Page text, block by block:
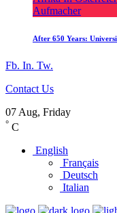
Aufmacher
After 650 Years:
Fb. In. Tw.
Contact Us
07 Aug, Friday
° C
English
Français
Deutsch
Italian